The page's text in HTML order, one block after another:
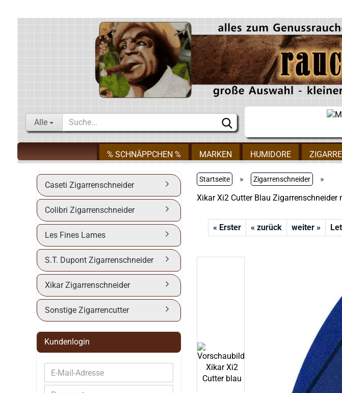
Alle
% SCHNÄPPCHEN % MARKEN HUMIDORE
Startseite » Zigarrenschneider
»
Xikar Xi2 Cutter Blau
« Erster « zurück weiter »
Caseti Zigarrenschneider
Colibri Zigarrenschneider
Les Fines Lames
S.T. Dupont Zigarrenschneider
Xikar Zigarrenschneider
Sonstige Zigarrencutter
Kundenlogin